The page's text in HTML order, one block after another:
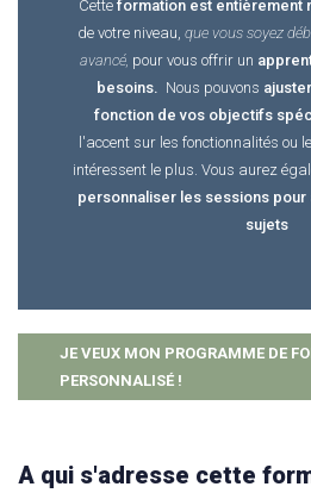
Cette formation est entièrement
de votre niveau, que vous soyez
avancé, pour vous offrir un
besoins. Nous pouvons
fonction de vos objectifs
l'accent sur les fonctionnalités ou
intéressent le plus. Vous aurez
personnaliser les sessions
sujets
JE VEUX MON PROGRAMME DE
PERSONNALISÉ !
A qui s'adresse cette